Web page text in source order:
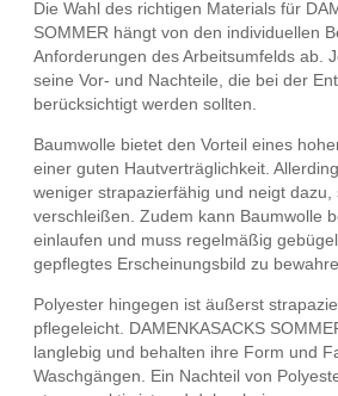
Die Wahl des richtigen Materials für
SOMMER hängt von den individuellen
Anforderungen des Arbeitsumfelds ab.
seine Vor- und Nachteile, die bei der
berücksichtigt werden sollten.
Baumwolle bietet den Vorteil eines
einer guten Hautverträglichkeit.
weniger strapazierfähig und neigt dazu,
verschleißen. Zudem kann Baumwolle
einlaufen und muss regelmäßig
gepflegtes Erscheinungsbild zu
Polyester hingegen ist äußerst
pflegeleicht. DAMENKASACKS
langlebig und behalten ihre Form und
Waschgängen. Ein Nachteil von